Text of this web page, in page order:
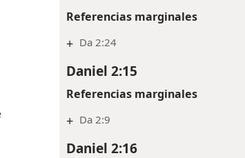
Daniel 2:12
Referencias marginales
+ Da 2:24
Daniel 2:15
Referencias marginales
+ Da 2:9